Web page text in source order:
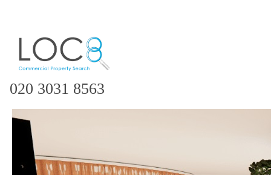
020 3031 8563